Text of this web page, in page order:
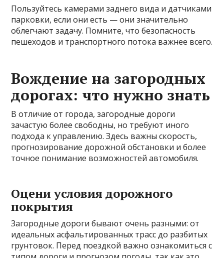
Пользуйтесь камерами заднего вида и датчиками
парковки, если они есть — они значительно
облегчают задачу. Помните, что безопасность
пешеходов и транспортного потока важнее всего.
Вождение на загородных
дорогах: что нужно знать
В отличие от города, загородные дороги
зачастую более свободны, но требуют иного
подхода к управлению. Здесь важны скорость,
прогнозирование дорожной обстановки и более
точное понимание возможностей автомобиля.
Оцени условия дорожного
покрытия
Загородные дороги бывают очень разными: от
идеальных асфальтированных трасс до разбитых
грунтовок. Перед поездкой важно ознакомиться с